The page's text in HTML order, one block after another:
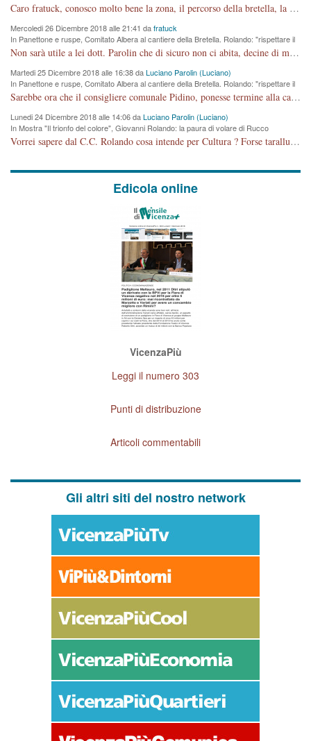
cronoprogramma"
Caro fratuck, conosco molto bene la zona, il percorso della bretella, la situazione dei cittadini, abito in Viale Trento. A partire dal 2003 ho partecipato al Comitato di Maddalene pro bretella, e a riunioni propositive per apportare modifiche al progetto. Numerose mie foto del territorio sono arrivate a Roma, altri miei interventi (non graditi dalla Sx) sono stati pubblicati dal GdV, assieme ad altri come Ciro Asproso, ora favorevole alla bretella. Ho partecipato alla raccolta firme per la chiusura della strada x 5 giorni eseguita dal Sindaco Hullwech per sforamento 180 Micro/g. Pertanto come impegno per la tematica sono apposto con la coscienza. Ora il Progetto è partito, fine! Voglio dire che la nuova Giunta "comunale" non c'entra più. L'opera sarà "malauguratamente" eseguita, ma non con il mio placet. Il Consigliere Comunale dovrebbe capire che la campagna elettorale è finita, con buona pace di tutti. Quello che invece dovrebbe interessare è la proprietà della strada, dall'uscita autostradale Ovest, sino alla Rotatoria dell'Albara, vi sono tre possessori: Autostrade SpA; La Provincia, il Comune. Come la mettiamo per il futuro ? I costi, da 50 sono saliti a 100 milioni di € come dire 20 milioni a KM (!) da non credere. Comunque si farà. Ma nessuno canti Vittoria, anzi meglio non farne un ulteriore fatto "partitico" per questioni elettorali o di seggio. Se mi manda la sua mail, sono disponibile ad inviare i documenti e le foto sopra descritte. Con ossequi, Luciano Parolin
Mercoledi 26 Dicembre 2018 alle 21:41 dafratuck
In Panettone e ruspe, Comitato Albera al cantiere della Bretella. Rolando: "rispettare il
cronoprogramma"
Non sarà utile a lei dott. Parolin che di sicuro non ci abita, decine di migliaia di TIR, automobili e padroncini che passano quotidianamente per una strada appena rotabile, non è più possibile stendere i panni, attraversare la strada senza rischiare la morte, le case stanno crepando, i tempi sono cambiati e la bretella non passerà assolutamente per maddalene (ma cosa sta a dire?!), dia invece responsabilità a chi ha costruito tagliando la strada che doveva invece terminare a isola vicentina e non al moracchino lasciando Motta di Costabissara ancora in panne di traffico. I tempi sono cambiati dottore e se l'anagrafe della vita stagna nell'essere umano impressioni conservatrici, la società non le considera perchè va avanti, si industrializza e ha bisogno di infrastrutture e di sviluppo. Ultima considerazione, se è geloso di Rolando perchè vede in lui solo campagne politiche mentre si difendono i SOLI diritti dei cittadini, la preghiamo faccia considerazioni più appropriate. Saluti e complimenti per i suoi scritti.
Martedi 25 Dicembre 2018 alle 16:38 daLuciano Parolin (Luciano)
In Panettone e ruspe, Comitato Albera al cantiere della Bretella. Rolando: "rispettare il
cronoprogramma"
Sarebbe ora che il consigliere comunale Pidino, ponesse termine alla campagna elettorale nel territorio del suo seggio Villaggio del Sole. La tiraca è iniziata, distruggerà 6 km di prateria ovest della città, ricca di fonti e sorgenti d'acqua. I cittadini di Maddalene non avranno più Pace la notte. Molta colpa per la costruzione di questa Strada è proprio del signor Rolando,dei suoi gazebo mobili e che vuol far passare questa opera VANDALICA come progetto "utile" a chi ? Non è cosa seria sig. Rolando!
Lunedi 24 Dicembre 2018 alle 14:06 daLuciano Parolin (Luciano)
In Mostra "Il trionfo del colore", Giovanni Rolando: la paura di volare di Rucco
Vorrei sapere dal C.C. Rolando cosa intende per Cultura ? Forse tarallucci, vino e sagre, o spaghetti tricolori del PD ? Il continuo (s)parlare della mostra a Palazzo Chiericati caro consigliere DANNEGGIA FORTEMENTE l'immagine della città TUTTA e fa deviare i consensi che in RUSSIA (badi bene ex U.R.S.S.) sono ECCELLENTI. A livello artistico l'evento è di alta Valenza culturale, COMPITO di Tutta la Cittadinanza fare il possibile per propagandare l'iniziativa senza farne UN CASO PARTITICO come fa Lei da sempre. Meno Gazebo + Partecipazione! E così sia. Amen.
Edicola online
VicenzaPiù
Leggi il numero 303
Punti di distribuzione
Articoli commentabili
Gli altri siti del nostro network